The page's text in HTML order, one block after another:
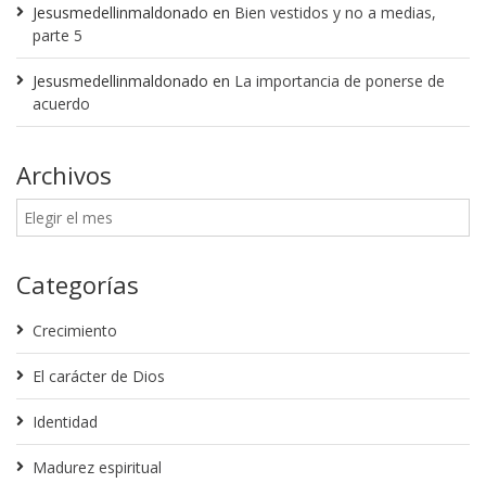
Jesusmedellinmaldonado en Bien vestidos y no a medias,
parte 5
Jesusmedellinmaldonado en La importancia de ponerse de
acuerdo
Archivos
Categorías
Crecimiento
El carácter de Dios
Identidad
Madurez espiritual